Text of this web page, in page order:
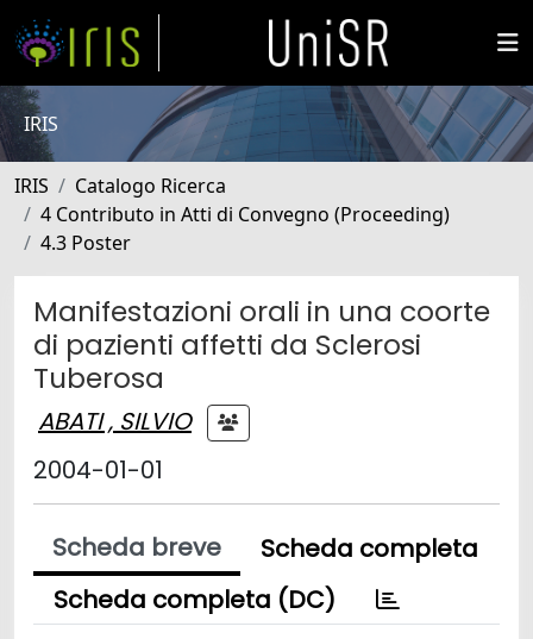
IRIS
IRIS
Catalogo Ricerca
4 Contributo in Atti di Convegno (Proceeding)
4.3 Poster
Manifestazioni orali in una coorte
di pazienti affetti da Sclerosi
Tuberosa
ABATI , SILVIO
2004-01-01
Scheda breve
Scheda completa
Scheda completa (DC)